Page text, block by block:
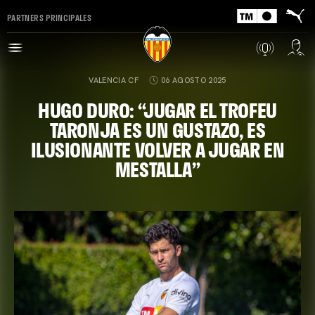
PARTNERS PRINCIPALES
VALENCIA CF 06 AGOSTO 2025
HUGO DURO: “JUGAR EL TROFEU
TARONJA ES UN GUSTAZO, ES
ILUSIONANTE VOLVER A JUGAR EN
MESTALLA”